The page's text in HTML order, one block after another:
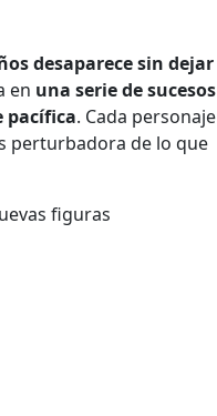
desaparece sin dejar
en una serie de sucesos
pacífica. Cada personaje
perturbadora de lo que
figuras